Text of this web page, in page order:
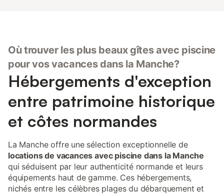
Où trouver les plus beaux gîtes avec piscine
pour vos vacances dans la Manche?
Hébergements d'exception
entre patrimoine historique
et côtes normandes
La Manche offre une sélection exceptionnelle de
locations de vacances avec piscine dans la Manche
qui séduisent par leur authenticité normande et leurs
équipements haut de gamme. Ces hébergements,
nichés entre les célèbres plages du débarquement et